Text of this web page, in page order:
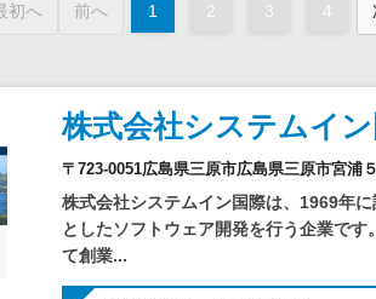
物流・
業界・
データ
ブロッ
官公庁
初へ 前へ 1 2 3 4
株式会社システムイ
〒723-0051広島県三原市広島県三原市宮浦
株式会社システムイン国際は、1969年
としたソフトウェア開発を行う企業で
て創業...